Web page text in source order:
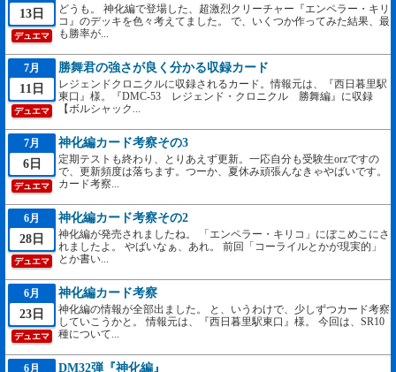
13日
デュエマ
どうも。 神化編で登場した、超激烈クリーチャー『エンペラー・キリ
コ』のデッキを色々考えてました。 で、いくつか作ってみた結果、最
も勝率が...
7月
11日
デュエマ
勝舞君の強さが良く分かる収録カード
レジェンドクロニクルに収録されるカード。情報元は、『西日暮里駅
東口』様。『DMC-53 レジェンド・クロニクル 勝舞編』に収録
【ボルシャック...
7月
6日
デュエマ
神化編カード考察その3
定期テストも終わり、とりあえず更新。一応自分も受験生orzですの
で、更新頻度は落ちます。つーか、夏休み頑張んなきゃやばいです。
カード考察...
6月
28日
デュエマ
神化編カード考察その2
神化編が発売されましたね。 「エンペラー・キリコ」にぼこめこにさ
れましたよ。 やばいなぁ、あれ。 前回「コーライルとかが現実的」
とか書い...
6月
23日
デュエマ
神化編カード考察
神化編の情報が全部出ました。 と、いうわけで、少しずつカード考察
していこうかと。 情報元は、『西日暮里駅東口』様。 今回は、SR10
種について...
6月 DM32弾『神化編』